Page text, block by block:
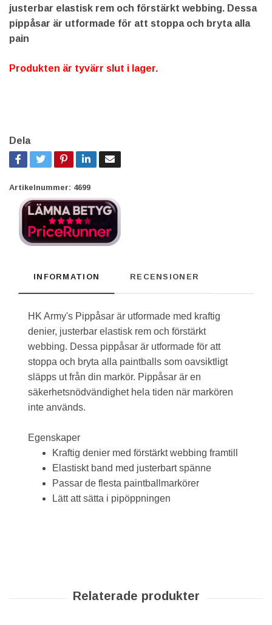
justerbar elastisk rem och förstärkt webbing. Dessa
pippåsar är utformade för att stoppa och bryta alla
pain
Produkten är tyvärr slut i lager.
Dela
Artikelnummer: 4699
INFORMATION RECENSIONER
HK Army's Pippåsar är utformade med kraftig
denier, justerbar elastisk rem och förstärkt
webbing. Dessa pippåsar är utformade för att
stoppa och bryta alla paintballs som oavsiktligt
släpps ut från din markör. Pippåsar är en
säkerhetsnödvändighet hela tiden när markören
inte används.
Egenskaper
Kraftig denier med förstärkt webbing framtill
Elastiskt band med justerbart spänne
Passar de flesta paintballmarkörer
Lätt att sätta i pipöppningen